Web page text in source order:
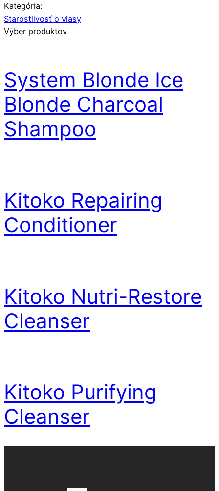
Kategória:
Starostlivosť o vlasy
Výber produktov
System Blonde Ice
Blonde Charcoal
Shampoo
Kitoko Repairing
Conditioner
Kitoko Nutri-Restore
Cleanser
Kitoko Purifying
Cleanser